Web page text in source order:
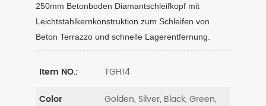
250mm Betonboden Diamantschleifkopf mit
Leichtstahlkernkonstruktion zum Schleifen von
Beton Terrazzo und schnelle Lagerentfernung.
Item NO.: TGH14
Color
Golden, Silver, Black, Green,